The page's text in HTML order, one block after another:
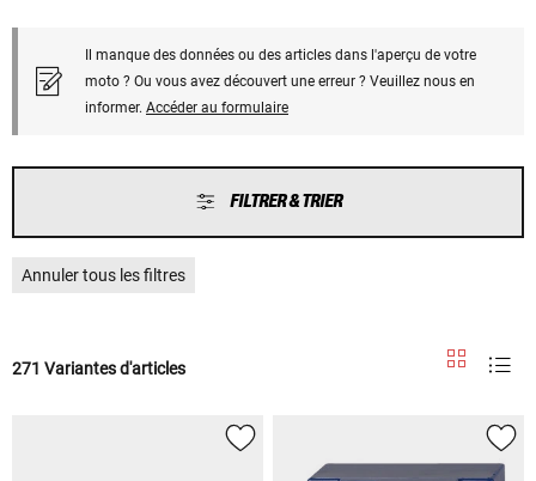
Il manque des données ou des articles dans l'aperçu de votre
moto ? Ou vous avez découvert une erreur ? Veuillez nous en
informer. Accéder au formulaire
FILTRER & TRIER
Annuler tous les filtres
271 Variantes d'articles